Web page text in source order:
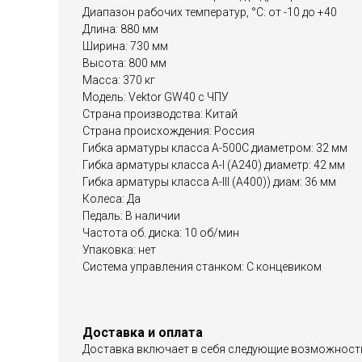
Диапазон рабочих температур, °С: от -10 до +40
Длина: 880 мм
Ширина: 730 мм
Высота: 800 мм
Масса: 370 кг
Модель: Vektor GW40 с ЧПУ
Страна производства: Китай
Страна происхождения: Россия
Гибка арматуры класса А-500С диаметром: 32 мм
Гибка арматуры класса А-I (А240) диаметр: 42 мм
Гибка арматуры класса А-III (А400)) диам: 36 мм
Колеса: Да
Педаль: В наличии
Частота об. диска: 10 об/мин
Упаковка: нет
Система управления станком: С концевиком
Доставка и оплата
Доставка включает в себя следующие